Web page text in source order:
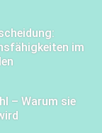
im
– Warum sie